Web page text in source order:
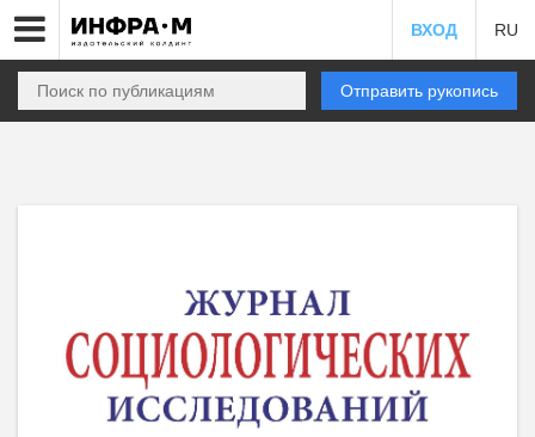
ВХОД RU
Отправить рукопись